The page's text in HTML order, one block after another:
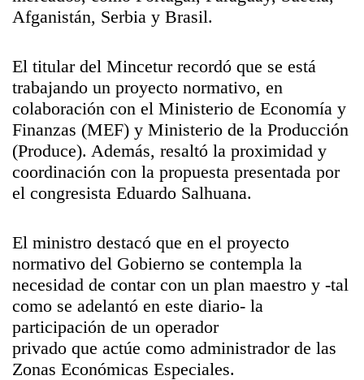
Afganistán, Serbia y Brasil.
El titular del Mincetur recordó que se está
trabajando un proyecto normativo, en
colaboración con el Ministerio de Economía y
Finanzas (MEF) y Ministerio de la Producción
(Produce). Además, resaltó la proximidad y
coordinación con la propuesta presentada por
el congresista Eduardo Salhuana.
El ministro destacó que en el proyecto
normativo del Gobierno se contempla la
necesidad de contar con un plan maestro y -tal
como se adelantó en este diario- la
participación de un operador
privado que actúe como administrador de las
Zonas Económicas Especiales.